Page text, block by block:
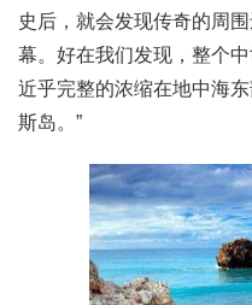
史后，就会发现传奇的周
幕。好在我们发现，整个
近乎完整的浓缩在地中海
斯岛。”